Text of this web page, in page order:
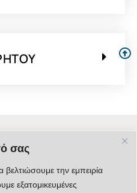
σας
την εμπειρία
εξατομικευμένες
57